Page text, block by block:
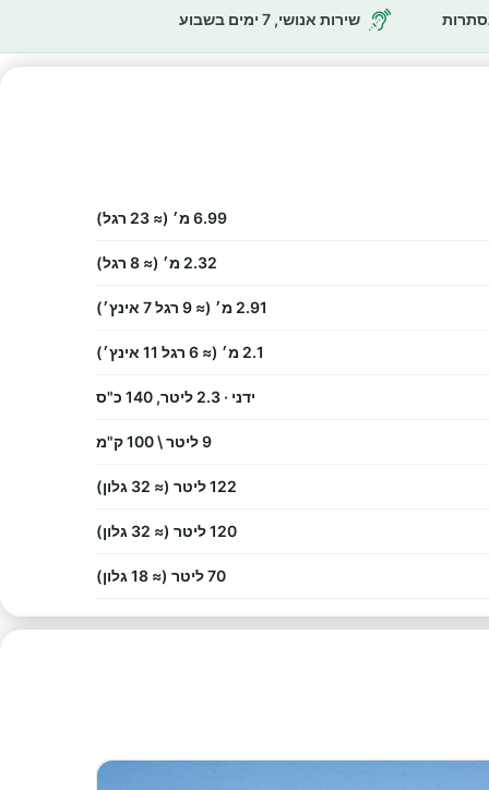
שירות אנושי, 7 ימים בשבוע
6.99 מ׳ (≈ 23 רגל)
2.32 מ׳ (≈ 8 רגל)
2.91 מ׳ (≈ 9 רגל 7 אינץ׳)
2.1 מ׳ (≈ 6 רגל 11 אינץ׳)
ידני · 2.3 ליטר, 140 כ"ס
9 ליטר \ 100 ק"מ
122 ליטר (≈ 32 גלון)
120 ליטר (≈ 32 גלון)
70 ליטר (≈ 18 גלון)